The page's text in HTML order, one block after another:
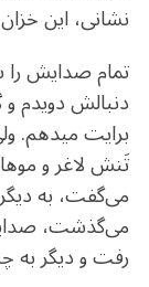
نشانی، این
تمام صدایش
دنبالش دویدم و
برایت میدهم.
تَنش لاغر و
می‌گفت، به
می‌گذشت،
رفت و دیگر به